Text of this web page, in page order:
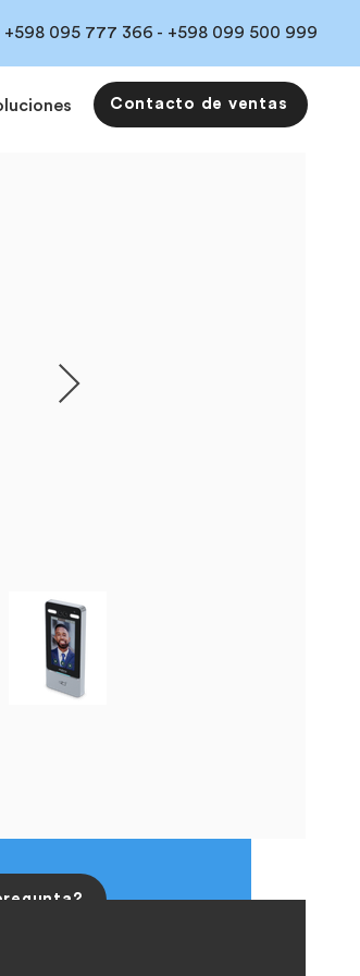
+598 095 777 366 - +598 099 500 999
Contacto de ventas